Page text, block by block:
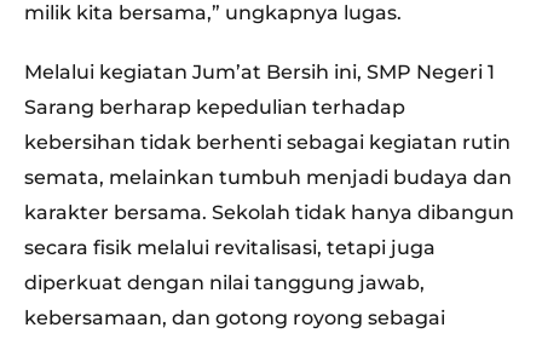
milik kita bersama,” ungkapnya lugas.
Melalui kegiatan Jum’at Bersih ini, SMP Negeri 1
Sarang berharap kepedulian terhadap
kebersihan tidak berhenti sebagai kegiatan rutin
semata, melainkan tumbuh menjadi budaya dan
karakter bersama. Sekolah tidak hanya dibangun
secara fisik melalui revitalisasi, tetapi juga
diperkuat dengan nilai tanggung jawab,
kebersamaan, dan gotong royong sebagai